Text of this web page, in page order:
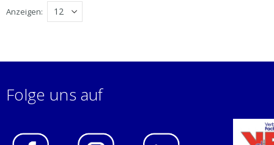
Anzeigen
Folge uns auf